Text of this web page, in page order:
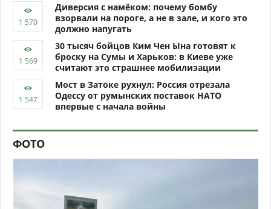
Диверсия с намёком: почему бомбу
взорвали на пороге, а не в зале, и кого это
должно напугать
30 тысяч бойцов Ким Чен Ына готовят к
броску на Сумы и Харьков: в Киеве уже
считают это страшнее мобилизации
Мост в Затоке рухнул: Россия отрезала
Одессу от румынских поставок НАТО
впервые с начала войны
ФОТО